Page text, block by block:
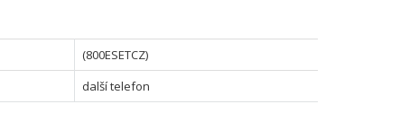
(800ESETCZ)
další telefon